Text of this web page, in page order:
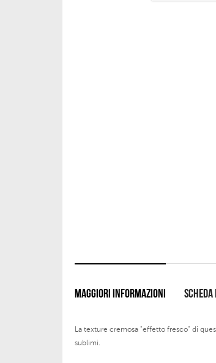
MAGGIORI INFORMAZIONI SCHEDA
La texture cremosa "effetto fresco" di
sublimi.